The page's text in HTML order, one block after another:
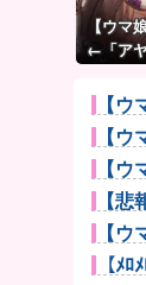
【ウマ
←「ア
【
【
【
【
【
【ﾒ